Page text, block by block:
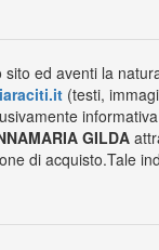
ed aventi la
(testi,
GILDA
di acquisto.Tale